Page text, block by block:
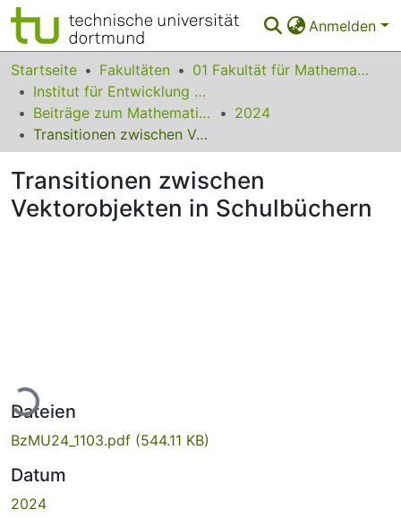
Anmelden
Bereiche & Sammlungen
Das gesamte Repositorium
Statistiken
FAQ
Leitlinien
Startseite Fakultäten
01 Fakultät für Mathematik
Institut für Entwicklung und Erforschung des Mathematikunterrichts
Beiträge zum Mathematikunterricht
2024
Transitionen zwischen Vektorobjekten in Schulbüchern
Transitionen zwischen
Vektorobjekten in Schulbüchern
Lade...
Dateien
BzMU24_1103.pdf (544.11 KB)
Datum
2024